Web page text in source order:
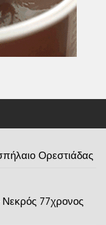
Ορεστιάδας
77χρονος